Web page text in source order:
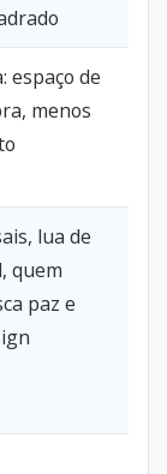
espaço de
menos
lua de
quem
paz e